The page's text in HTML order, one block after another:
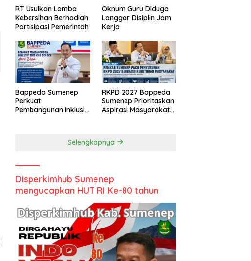
RT Usulkan Lomba
Kebersihan Berhadiah
Partisipasi Pemerintah
Oknum Guru Diduga
Langgar Disiplin Jam
Kerja
Bappeda Sumenep
Perkuat
Pembangunan Inklusif
RKPD 2027 Bappeda
Sumenep Prioritaskan
Aspirasi Masyarakat
Selengkapnya
Disperkimhub Sumenep
mengucapkan HUT RI Ke-80 tahun